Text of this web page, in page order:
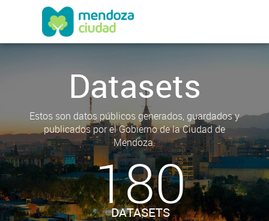
Datasets
Estos son datos públicos generados, guardados y
publicados por el Gobierno de la Ciudad de
Mendoza.
180
DATASETS